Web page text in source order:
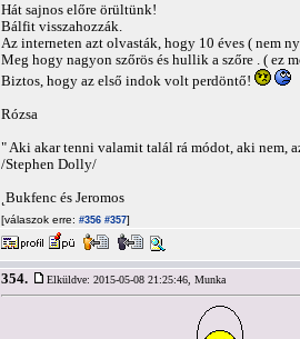
Hát sajnos előre örültünk!
Bálfit visszahozzák.
Az interneten azt olvasták, hogy 10 éves ( nem
Meg hogy nagyon szőrös és hullik a szőre . ( ez
Biztos, hogy az első indok volt perdöntő!
Rózsa
" Aki akar tenni valamit talál rá módot, aki nem,
/Stephen Dolly/
˛Bukfenc és Jeromos
[válaszok erre: #356 #357]
354. Elküldve: 2015-05-08 21:25:46, Munka